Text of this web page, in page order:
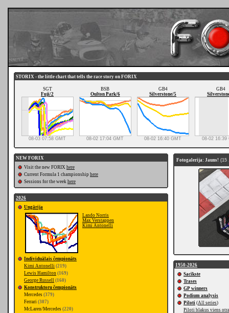
STORIX - the little chart that tells the race story on FORIX
SGT
Fuji/2
08-03 07:58 GMT
BSB
Oulton Park/6
08-02 17:04 GMT
GB4
Silverstone/5
08-02 16:40 GMT
GB4
08-02 16:39
NEW FORIX
Visit the new FORIX here
Current Formula 1 championship here
Sessions for the week here
2026
Ungārija
Lando Norris
Max Verstappen
Kimi Antonelli
Individuālais čempionāts
Kimi Antonelli (219)
Lewis Hamilton (169)
George Russell (160)
Konstruktoru čempionāts
Mercedes (379)
Ferrari (307)
McLaren/Mercedes (220)
Fotogalerija: Jauns! (15
1950-2026
Sacīkste
Trases
GP winners
Podium analysis
Piloti (All series)
Piloti blakus viens